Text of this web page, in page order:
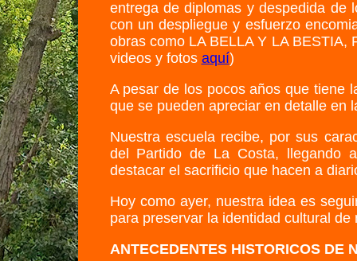
entrega de diplomas y despedida de
con un despliegue y esfuerzo
obras como LA BELLA Y LA BESTIA,
videos y fotos aquí)
A pesar de los pocos años que tiene
que se pueden apreciar en detalle en
Nuestra escuela recibe, por sus
del Partido de La Costa, llegando
destacar el sacrificio que hacen a
Hoy como ayer, nuestra idea es
para preservar la identidad cultural de
ANTECEDENTES HISTORICOS DE